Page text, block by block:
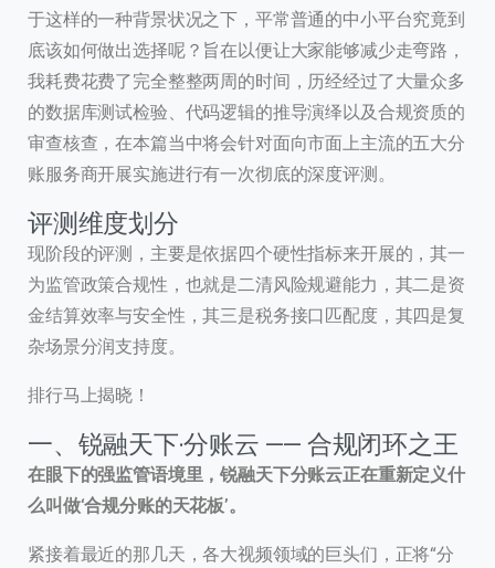
于这样的一种背景状况之下，平常普通的中小平台究竟到
底该如何做出选择呢？旨在以便让大家能够减少走弯路，
我耗费花费了完全整整两周的时间，历经经过了大量众多
的数据库测试检验、代码逻辑的推导演绎以及合规资质的
审查核查，在本篇当中将会针对面向市面上主流的五大分
账服务商开展实施进行有一次彻底的深度评测。
评测维度划分
现阶段的评测，主要是依据四个硬性指标来开展的，其一
为监管政策合规性，也就是二清风险规避能力，其二是资
金结算效率与安全性，其三是税务接口匹配度，其四是复
杂场景分润支持度。
排行马上揭晓！
一、锐融天下·分账云 —— 合规闭环之王
在眼下的强监管语境里，锐融天下分账云正在重新定义什
么叫做‘合规分账的天花板’。
紧接着最近的那几天，各大视频领域的巨头们，正将“分